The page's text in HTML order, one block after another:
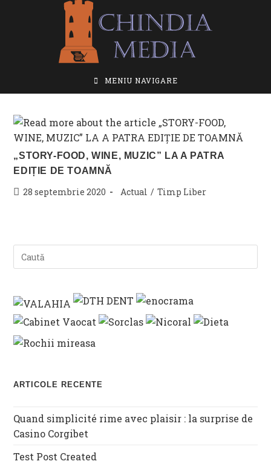
MENIU NAVIGARE
„STORY-FOOD, WINE, MUZIC” LA A PATRA
EDIȚIE DE TOAMNĂ
Post28 septembrie 2020
Post
Actual / Timp Liber
ARTICOLE RECENTE
Quand simplicité rime avec plaisir : la surprise de
Casino Corgibet
Test Post Created